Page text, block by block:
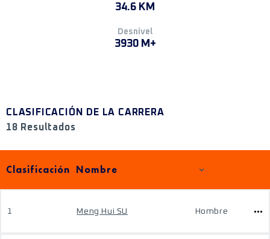
34.6 KM
Desnivel
3930 M+
CLASIFICACIÓN DE LA CARRERA
18 Resultados
Clasificación Nombre
1 Meng Hui SU Hombre